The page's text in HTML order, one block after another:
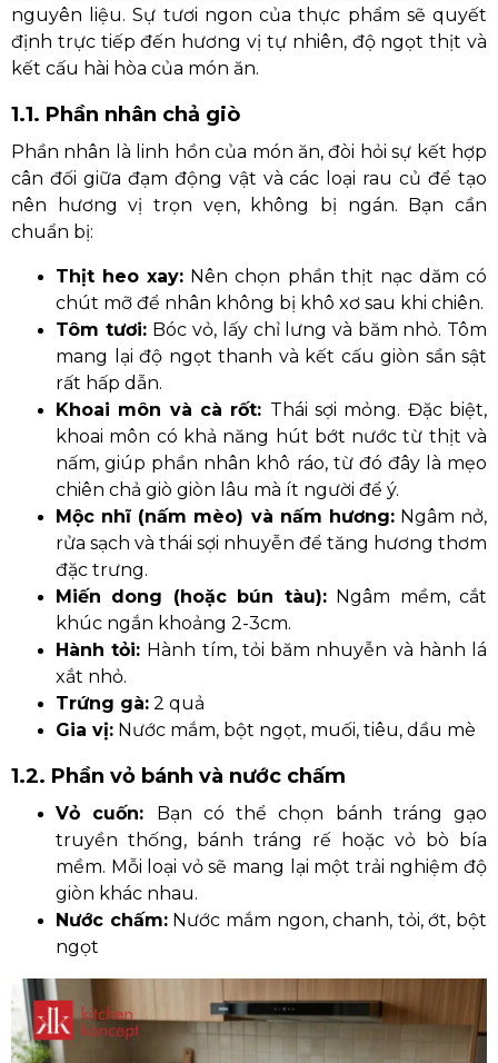
nguyên liệu. Sự tươi ngon của thực phẩm sẽ quyết
định trực tiếp đến hương vị tự nhiên, độ ngọt thịt và
kết cấu hài hòa của món ăn.
1.1. Phần nhân chả giò
Phần nhân là linh hồn của món ăn, đòi hỏi sự kết hợp
cân đối giữa đạm động vật và các loại rau củ để tạo
nên hương vị trọn vẹn, không bị ngán. Bạn cần
chuẩn bị:
Thịt heo xay: Nên chọn phần thịt nạc dăm có
chút mỡ để nhân không bị khô xơ sau khi chiên.
Tôm tươi: Bóc vỏ, lấy chỉ lưng và băm nhỏ. Tôm
mang lại độ ngọt thanh và kết cấu giòn sần sật
rất hấp dẫn.
Khoai môn và cà rốt: Thái sợi mỏng. Đặc biệt,
khoai môn có khả năng hút bớt nước từ thịt và
nấm, giúp phần nhân khô ráo, từ đó đây là mẹo
chiên chả giò giòn lâu mà ít người để ý.
Mộc nhĩ (nấm mèo) và nấm hương:Ngâm nở,
rửa sạch và thái sợi nhuyễn để tăng hương thơm
đặc trưng.
Miến dong (hoặc bún tàu):Ngâm mềm, cắt
khúc ngắn khoảng 2-3cm.
Hành tỏi: Hành tím, tỏi băm nhuyễn và hành lá
xắt nhỏ.
Trứng gà: 2 quả
Gia vị: Nước mắm, bột ngọt, muối, tiêu, dầu mè
1.2. Phần vỏ bánh và nước chấm
Vỏ cuốn: Bạn có thể chọn bánh tráng gạo
truyền thống, bánh tráng rế hoặc vỏ bò bía
mềm. Mỗi loại vỏ sẽ mang lại một trải nghiệm độ
giòn khác nhau.
Nước chấm:Nước mắm ngon, chanh, tỏi, ớt, bột
ngọt